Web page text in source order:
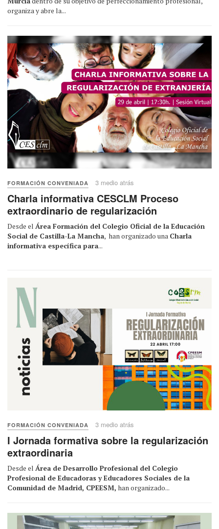
organiza y abre la...
FORMACIÓN CONVENIADA 3 medio atrás
Charla informativa CESCLM Proceso
extraordinario de regularización
Desde el Área Formación del Colegio Oficial de la Educación
Social de Castilla-La Mancha, han organizado una Charla
informativa específica para...
FORMACIÓN CONVENIADA 3 medio atrás
I Jornada formativa sobre la regularización
extraordinaria
Desde el Área de Desarrollo Profesional del Colegio
Profesional de Educadoras y Educadores Sociales de la
Comunidad de Madrid, CPEESM, han organizado...